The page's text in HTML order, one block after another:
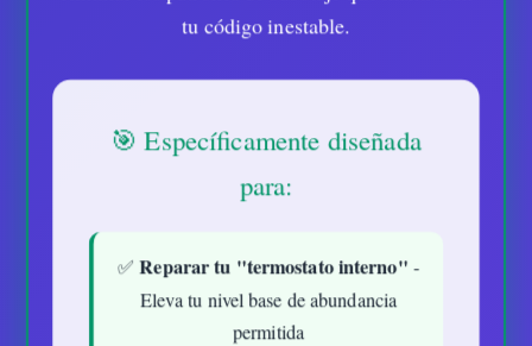
tu código inestable.
🎯 Específicamente diseñada
para:
✅Reparar tu "termostato interno"-
Eleva tu nivel base de abundancia
permitida